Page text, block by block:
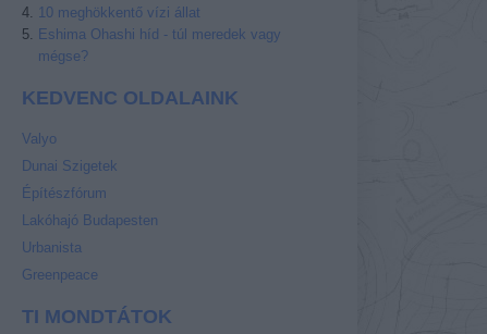
10 meghökkentő vízi állat
Eshima Ohashi híd - túl meredek vagy
mégse?
KEDVENC OLDALAINK
Valyo
Dunai Szigetek
Építészfórum
Lakóhajó Budapesten
Urbanista
Greenpeace
TI MONDTÁTOK